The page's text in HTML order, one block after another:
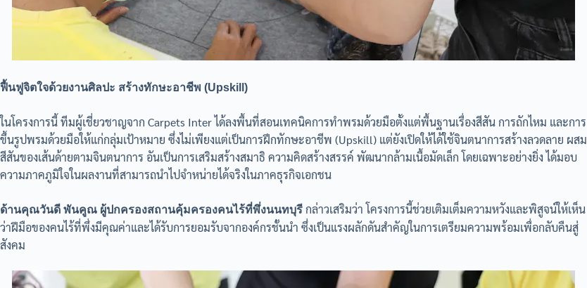
ฟื้นฟูจิตใจด้วยงานศิลปะ สร้างทักษะอาชีพ (Upskill)
ในโครงการนี้ ทีมผู้เชี่ยวชาญจาก Carpets Inter ได้ลงพื้นที่สอนเทคนิคการทำพรมด้วยมือตั้งแต่พื้นฐานเรื่องสีสัน การถักไหม และการ
ขึ้นรูปพรมด้วยมือให้แก่กลุ่มเป้าหมาย ซึ่งไม่เพียงแต่เป็นการฝึกทักษะอาชีพ (Upskill) แต่ยังเปิดให้ได้ใช้จินตนาการสร้างลวดลาย ผสม
สีสันของเส้นด้ายตามจินตนาการ อันเป็นการเสริมสร้างสมาธิ ความคิดสร้างสรรค์ พัฒนากล้ามเนื้อมัดเล็ก โดยเฉพาะอย่างยิ่ง ได้มอบ
ความภาคภูมิใจในผลงานที่สามารถนำไปจำหน่ายได้จริงในภาคธุรกิจเอกชน
ด้านคุณวันดี พันคูณ ผู้ปกครองสถานคุ้มครองคนไร้ที่พึ่งนนทบุรี กล่าวเสริมว่า โครงการนี้ช่วยเติมเต็มความหวังและพิสูจน์ให้เห็น
ว่าฝีมือของคนไร้ที่พึ่งมีคุณค่าและได้รับการยอมรับจากองค์กรชั้นนำ ซึ่งเป็นแรงผลักดันสำคัญในการเตรียมความพร้อมเพื่อกลับคืนสู่
สังคม